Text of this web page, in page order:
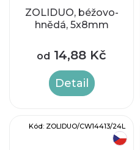
ZOLIDUO, béžovo-
hnědá, 5x8mm
od 14,88 Kč
Detail
Kód: ZOLIDUO/CW14413/24L